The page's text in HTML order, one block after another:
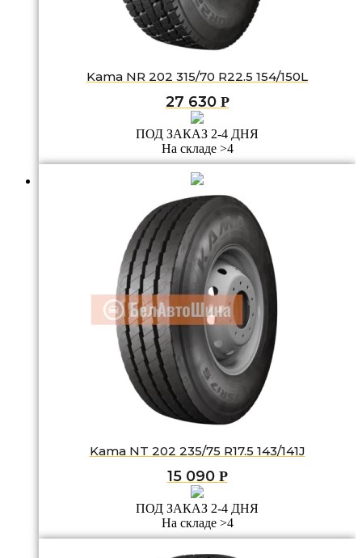
Kama NR 202 315/70 R22.5 154/150L
27 630 Р
ПОД ЗАКАЗ 2-4 ДНЯ
На складе >4
Kama NT 202 235/75 R17.5 143/141J
15 090 Р
ПОД ЗАКАЗ 2-4 ДНЯ
На складе >4